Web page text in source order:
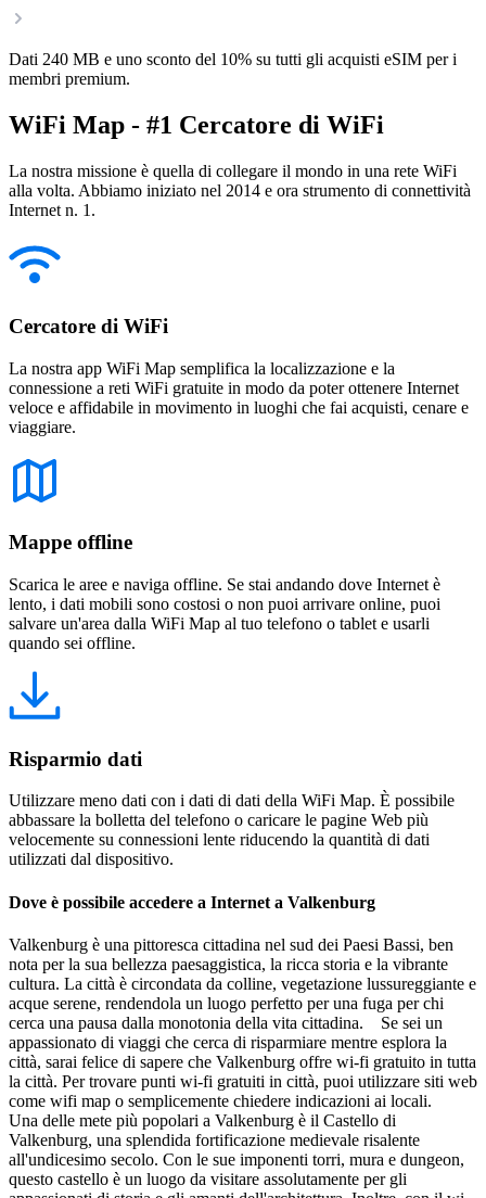
Dati 240 MB e uno sconto del 10% su tutti gli acquisti eSIM per i
membri premium.
WiFi Map - #1 Cercatore di WiFi
La nostra missione è quella di collegare il mondo in una rete WiFi
alla volta. Abbiamo iniziato nel 2014 e ora strumento di connettività
Internet n. 1.
Cercatore di WiFi
La nostra app WiFi Map semplifica la localizzazione e la
connessione a reti WiFi gratuite in modo da poter ottenere Internet
veloce e affidabile in movimento in luoghi che fai acquisti, cenare e
viaggiare.
Mappe offline
Scarica le aree e naviga offline. Se stai andando dove Internet è
lento, i dati mobili sono costosi o non puoi arrivare online, puoi
salvare un'area dalla WiFi Map al tuo telefono o tablet e usarli
quando sei offline.
Risparmio dati
Utilizzare meno dati con i dati di dati della WiFi Map. È possibile
abbassare la bolletta del telefono o caricare le pagine Web più
velocemente su connessioni lente riducendo la quantità di dati
utilizzati dal dispositivo.
Dove è possibile accedere a Internet a Valkenburg
Valkenburg è una pittoresca cittadina nel sud dei Paesi Bassi, ben
nota per la sua bellezza paesaggistica, la ricca storia e la vibrante
cultura. La città è circondata da colline, vegetazione lussureggiante e
acque serene, rendendola un luogo perfetto per una fuga per chi
cerca una pausa dalla monotonia della vita cittadina. Se sei un
appassionato di viaggi che cerca di risparmiare mentre esplora la
città, sarai felice di sapere che Valkenburg offre wi-fi gratuito in tutta
la città. Per trovare punti wi-fi gratuiti in città, puoi utilizzare siti web
come wifi map o semplicemente chiedere indicazioni ai locali.
Una delle mete più popolari a Valkenburg è il Castello di
Valkenburg, una splendida fortificazione medievale risalente
all'undicesimo secolo. Con le sue imponenti torri, mura e dungeon,
questo castello è un luogo da visitare assolutamente per gli